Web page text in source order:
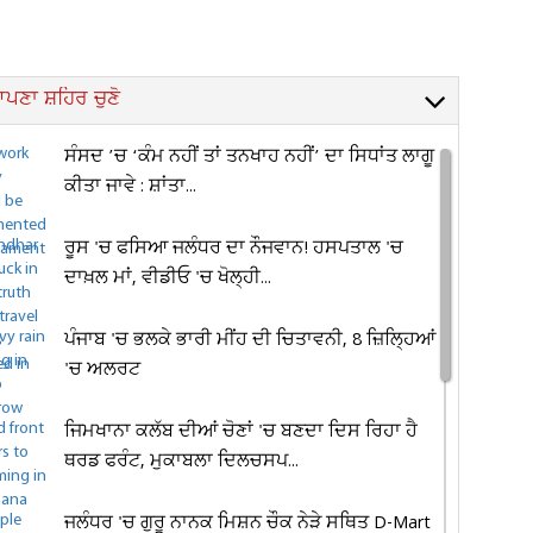
ਸ਼ਹਿਰ ਚੁਣੋ
ਸੰਸਦ ’ਚ ‘ਕੰਮ ਨਹੀਂ ਤਾਂ ਤਨਖਾਹ ਨਹੀਂ’ ਦਾ ਸਿਧਾਂਤ ਲਾਗੂ
ਕੀਤਾ ਜਾਵੇ : ਸ਼ਾਂਤਾ...
ਰੂਸ 'ਚ ਫਸਿਆ ਜਲੰਧਰ ਦਾ ਨੌਜਵਾਨ! ਹਸਪਤਾਲ 'ਚ
ਦਾਖ਼ਲ ਮਾਂ, ਵੀਡੀਓ 'ਚ ਖੋਲ੍ਹੀ...
ਪੰਜਾਬ 'ਚ ਭਲਕੇ ਭਾਰੀ ਮੀਂਹ ਦੀ ਚਿਤਾਵਨੀ, 8 ਜ਼ਿਲ੍ਹਿਆਂ
'ਚ ਅਲਰਟ
ਜਿਮਖਾਨਾ ਕਲੱਬ ਦੀਆਂ ਚੋਣਾਂ 'ਚ ਬਣਦਾ ਦਿਸ ਰਿਹਾ ਹੈ
ਥਰਡ ਫਰੰਟ, ਮੁਕਾਬਲਾ ਦਿਲਚਸਪ...
ਜਲੰਧਰ 'ਚ ਗੁਰੂ ਨਾਨਕ ਮਿਸ਼ਨ ਚੌਕ ਨੇੜੇ ਸਥਿਤ D-Mart